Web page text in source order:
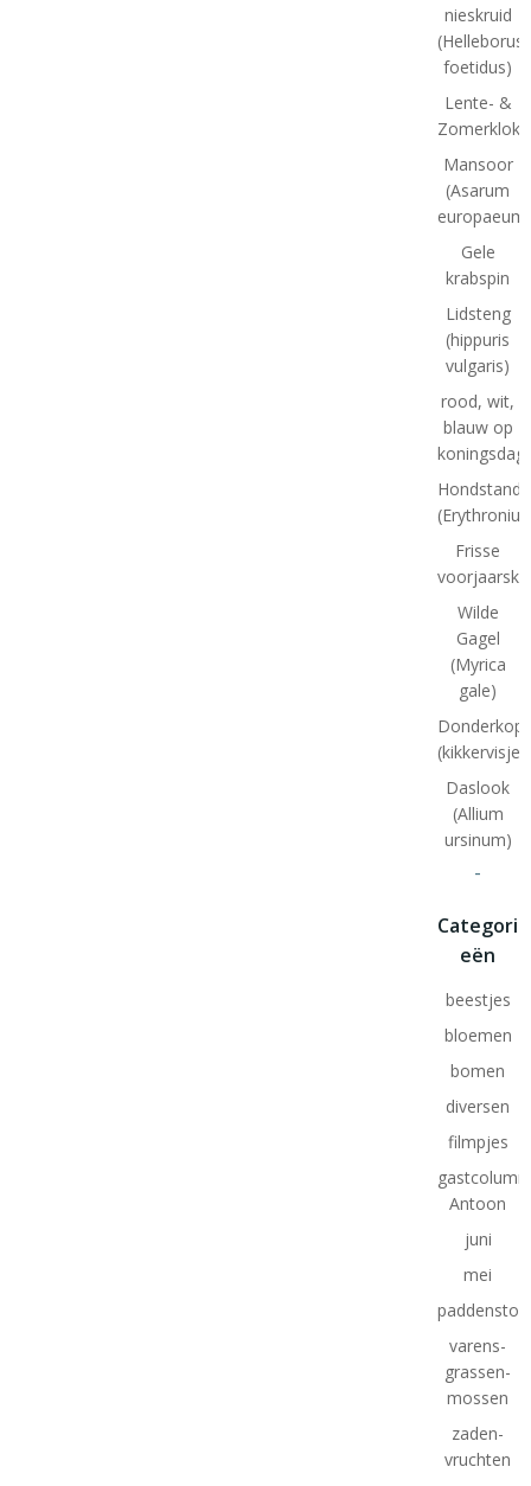
nieskruid
(Helleborus
foetidus)
Lente- &
Mansoor
(Asarum
europaeum)
Gele
krabspin
Lidsteng
(hippuris
vulgaris)
rood, wit,
blauw op
koningsdag
Hondstand
Frisse
Wilde
Gagel
(Myrica
gale)
Daslook
(Allium
ursinum)
-
Categori
eën
beestjes
bloemen
bomen
diversen
filmpjes
gastcolumn
Antoon
juni
mei
varens-
grassen-
mossen
zaden-
vruchten